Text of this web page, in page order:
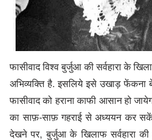
फासीवाद विश्व बुर्जुआ की सर्वहारा के
अभिव्यक्ति है. इसलिये इसे उखाड़ फेंकना
फासीवाद को हराना काफी आसान हो
का साफ़-साफ़ गहराई से अध्ययन कर
देखने पर, बुर्जुआ के खिलाफ सर्वहारा